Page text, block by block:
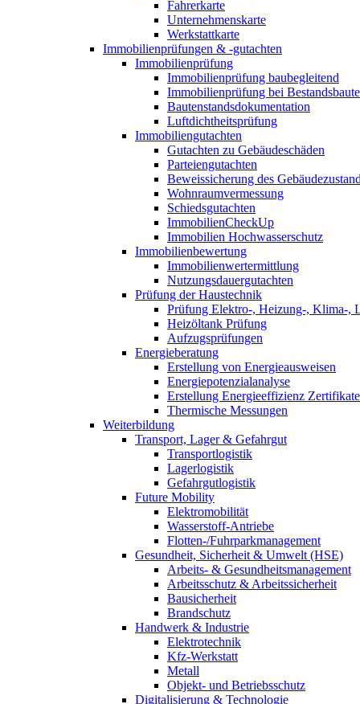
Fahrerkarte
Unternehmenskarte
Werkstattkarte
Immobilienprüfungen & -gutachten
Immobilienprüfung
Immobilienprüfung baubegleitend
Immobilienprüfung bei
Bautenstandsdokumentation
Luftdichtheitsprüfung
Immobiliengutachten
Gutachten zu Gebäudeschäden
Parteiengutachten
Beweissicherung des
Wohnraumvermessung
Schiedsgutachten
ImmobilienCheckUp
Immobilien Hochwasserschutz
Immobilienbewertung
Immobilienwertermittlung
Nutzungsdauergutachten
Prüfung der Haustechnik
Prüfung Elektro-, Heizung-, Klima-,
Heizöltank Prüfung
Aufzugsprüfungen
Energieberatung
Erstellung von Energieausweisen
Energiepotenzialanalyse
Erstellung Energieeffizienz Zertifikate
Thermische Messungen
Weiterbildung
Transport, Lager & Gefahrgut
Transportlogistik
Lagerlogistik
Gefahrgutlogistik
Future Mobility
Elektromobilität
Wasserstoff-Antriebe
Flotten-/Fuhrparkmanagement
Gesundheit, Sicherheit & Umwelt (HSE)
Arbeits- & Gesundheitsmanagement
Arbeitsschutz & Arbeitssicherheit
Bausicherheit
Brandschutz
Handwerk & Industrie
Elektrotechnik
Kfz-Werkstatt
Metall
Objekt- und Betriebsschutz
Digitalisierung & Technologie